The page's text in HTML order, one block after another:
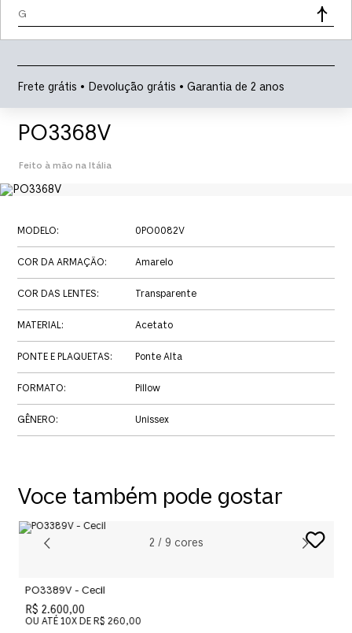
G
Frete grátis • Devolução grátis • Garantia de 2 anos
PO3368V
Feito à mão na Itália
MODELO: 0PO0082V
COR DA ARMAÇÃO: Amarelo
COR DAS LENTES: Transparente
MATERIAL: Acetato
PONTE E PLAQUETAS: Ponte Alta
FORMATO: Pillow
GÊNERO: Unissex
Voce também pode gostar
2 / 9 cores
PO3389V - Cecil
R$ 2.600,00
OU ATÉ 10X DE R$ 260,00